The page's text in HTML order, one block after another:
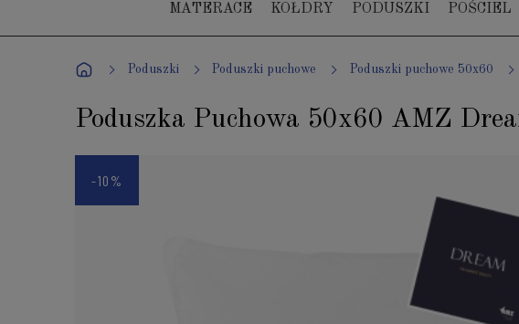
MATERACE KOŁDRY PODUSZKI POŚCIEL
Poduszki Poduszki puchowe Poduszki puchowe 50x60
Poduszka Puchowa 50x60 AMZ
-10%